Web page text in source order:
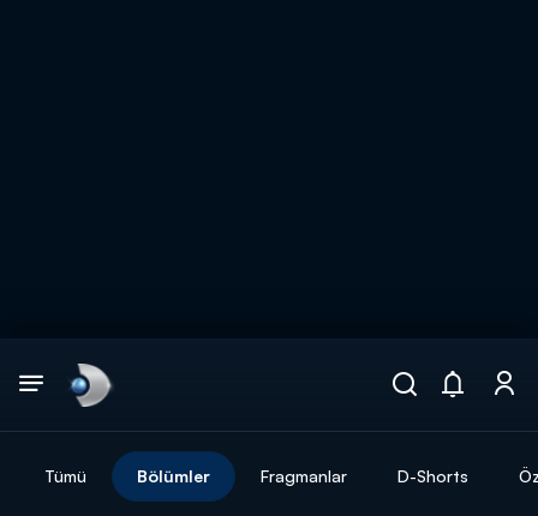
Tümü Bölümler Fragmanlar D-Shorts